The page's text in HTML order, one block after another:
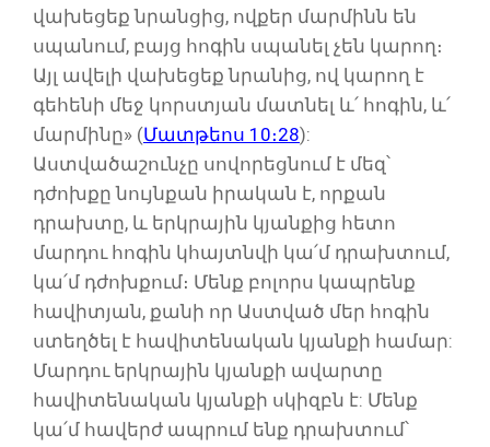
վախեցեք նրանցից, ովքեր մարմինն են
սպանում, բայց հոգին սպանել չեն կարող։
Այլ ավելի վախեցեք նրանից, ով կարող է
գեհենի մեջ կորստյան մատնել և՛ հոգին, և՛
մարմինը» (Մատթեոս 10։28):
Աստվածաշունչը սովորեցնում է մեզ՝
դժոխքը նույնքան իրական է, որքան
դրախտը, և երկրային կյանքից հետո
մարդու հոգին կհայտնվի կա՛մ դրախտում,
կա՛մ դժոխքում։ Մենք բոլորս կապրենք
հավիտյան, քանի որ Աստված մեր հոգին
ստեղծել է հավիտենական կյանքի համար:
Մարդու երկրային կյանքի ավարտը
հավիտենական կյանքի սկիզբն է: Մենք
կա՛մ հավերժ ապրում ենք դրախտում՝